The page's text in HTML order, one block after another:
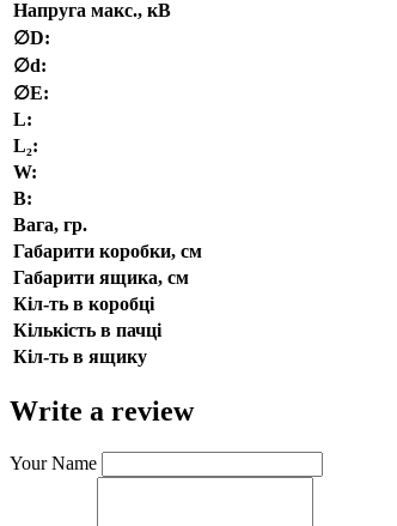
Напруга макс., кВ
∅D:
∅d:
∅E:
L:
L₂:
W:
В:
Вага, гр.
Габарити коробки, см
Габарити ящика, см
Кіл-ть в коробці
Кількість в пачці
Кіл-ть в ящику
Write a review
Your Name